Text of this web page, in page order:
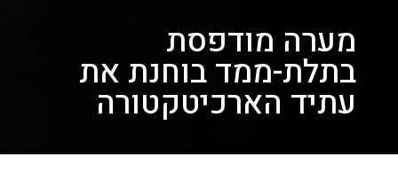
מערה מודפסת
בתלת-ממד בוחנת את
עתיד הארכיטקטורה